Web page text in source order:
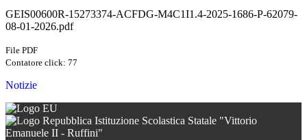
GEIS00600R-15273374-ACFDG-M4C1I1.4-2025-1686-P-62079-
08-01-2026.pdf
File PDF
Contatore click: 77
Notizie
Istituzione Scolastica Statale "Vittorio
Emanuele II - Ruffini"